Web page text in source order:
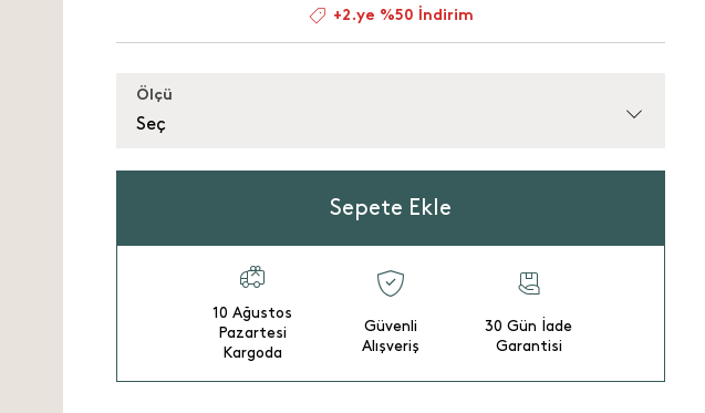
+2.ye %50 İndirim
Ölçü
Seç
Sepete Ekle
10 Ağustos
Pazartesi
Kargoda
Güvenli
Alışveriş
30 Gün İade
Garantisi